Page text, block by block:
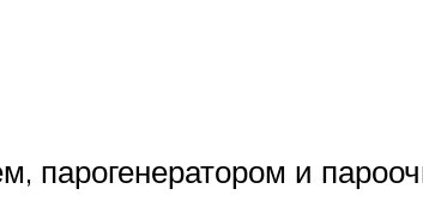
парогенератором и